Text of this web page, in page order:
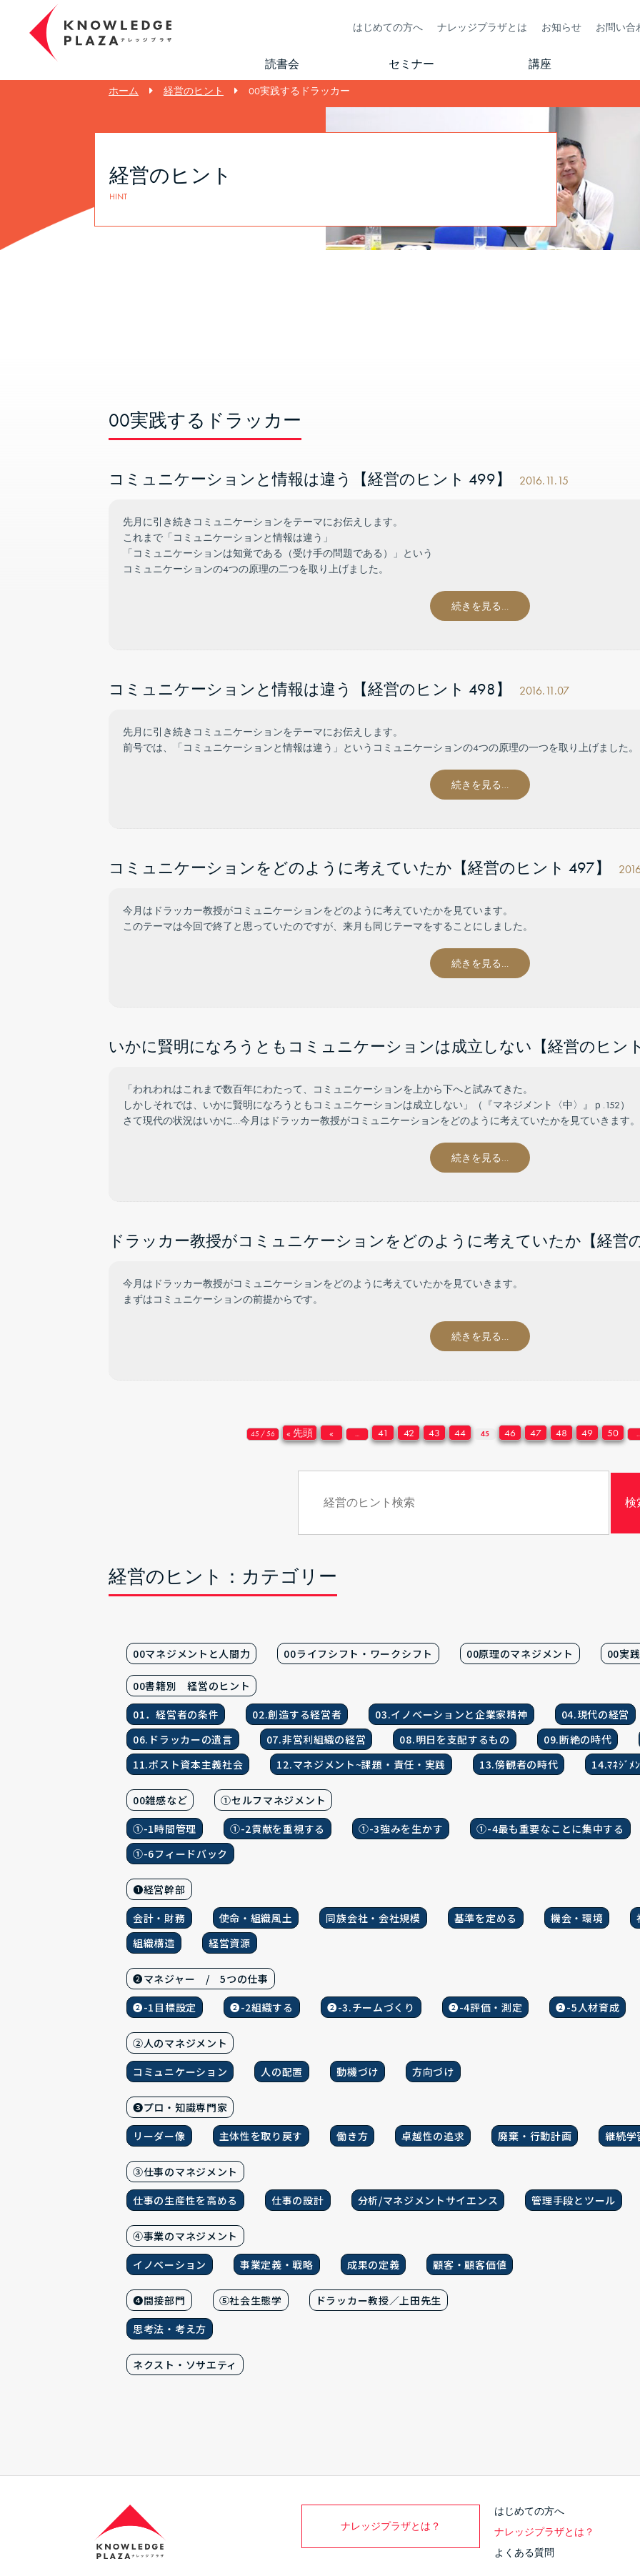
はじめての方へ ナレッジプラザとは お知らせ お問い合
読書会 セミナー 講座
ホーム 経営のヒント 00実践するドラッカー
経営のヒント
HINT
00実践するドラッカー
コミュニケーションと情報は違う【経営のヒント 499】 2016.11.15
先月に引き続きコミュニケーションをテーマにお伝えします。
これまで「コミュニケーションと情報は違う」
「コミュニケーションは知覚である（受け手の問題である）」という
コミュニケーションの4つの原理の二つを取り上げました。
続きを見る…
コミュニケーションと情報は違う【経営のヒント 498】 2016.11.07
先月に引き続きコミュニケーションをテーマにお伝えします。
前号では、「コミュニケーションと情報は違う」というコミュニケーションの4つの原理の一つを取り上げました。
続きを見る…
コミュニケーションをどのように考えていたか【経営のヒント 497】
今月はドラッカー教授がコミュニケーションをどのように考えていたかを見ています。
このテーマは今回で終了と思っていたのですが、来月も同じテーマをすることにしました。
続きを見る…
いかに賢明になろうともコミュニケーションは成立しない【経営のヒント
「われわれはこれまで数百年にわたって、コミュニケーションを上から下へと試みてきた。
しかしそれでは、いかに賢明になろうともコミュニケーションは成立しない」（『マネジメント〈中〉』ｐ.152）
さて現代の状況はいかに…今月はドラッカー教授がコミュニケーションをどのように考えていたかを見ていきます。
続きを見る…
ドラッカー教授がコミュニケーションをどのように考えていたか【経営
今月はドラッカー教授がコミュニケーションをどのように考えていたかを見ていきます。
まずはコミュニケーションの前提からです。
続きを見る…
45 / 56 « 先頭 « ... 41 42 43 44 45 46 47 48 49 50 ...
経営のヒント：カテゴリー
00マネジメントと人間力 00ライフシフト・ワークシフト 00原理のマネジメント 00実
00書籍別 経営のヒント
01．経営者の条件
02.創造する経営者 03.イノベーションと企業家精神 04.現代の経営
06.ドラッカーの遺言
07.非営利組織の経営 08.明日を支配するもの 09.断絶の時代
11.ポスト資本主義社会
12.マネジメント~課題・責任・実践 13.傍観者の時代 14.ﾏﾈｼﾞﾒ
00雑感など
①セルフマネジメント
①-1時間管理
①-2貢献を重視する ①-3強みを生かす ①-4最も重要なことに集中する
①-6フィードバック
❶経営幹部
会計・財務
使命・組織風土 同族会社・会社規模 基準を定める 機会・環境
組織構造
経営資源
❷マネジャー / 5つの仕事
❷-1目標設定
❷-2組織する ❷-3.チームづくり ❷-4評価・測定 ❷-5人材育成
②人のマネジメント
コミュニケーション
人の配置 動機づけ 方向づけ
❸プロ・知識専門家
リーダー像
主体性を取り戻す 働き方 卓越性の追求 廃棄・行動計画 継続学
③仕事のマネジメント
仕事の生産性を高める
仕事の設計 分析/マネジメントサイエンス 管理手段とツール
④事業のマネジメント
イノベーション
事業定義・戦略 成果の定義 顧客・顧客価値
❹間接部門 ⑤社会生態学
ドラッカー教授／上田先生
思考法・考え方
ネクスト・ソサエティ
ナレッジプラザとは？
はじめての方へ
ナレッジプラザとは？
よくある質問